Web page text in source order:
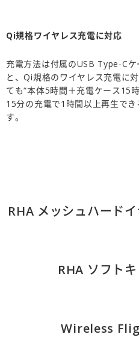
Qi規格ワイヤレス充電に対応
充電方法は付属のUSB Type-C
と、Qi規格のワイヤレス充電に
ても“本体5時間＋充電ケース15
15分の充電で1時間以上再生で
す。
RHA メッシュハード
RHA ソフト
Wireless